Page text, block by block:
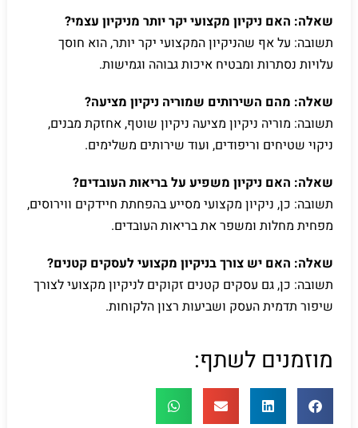
שאלה: האם ניקיון מקצועי יקר יותר מניקיון עצמי?
תשובה: על אף שהניקיון המקצועי יקר יותר, הוא חוסך
עלויות נסתרות ומבטיח איכות גבוהה וגמישות.
שאלה: מהם השירותים שמוריה ניקיון מציעה?
תשובה: מוריה ניקיון מציעה ניקיון שוטף, אחזקת מבנים,
ניקוי שטיחים וריפודים, ועוד שירותים משלימים.
שאלה: האם ניקיון משפיע על בריאות העובדים?
תשובה: כן, ניקיון מקצועי מסייע בהפחתת חיידקים ווירוסים,
מפחית מחלות ומשפר את בריאות העובדים.
שאלה: האם יש צורך בניקיון מקצועי לעסקים קטנים?
תשובה: כן, גם עסקים קטנים זקוקים לניקיון מקצועי לצורך
שיפור תדמית העסק ושביעות רצון הלקוחות.
מוזמנים לשתף: